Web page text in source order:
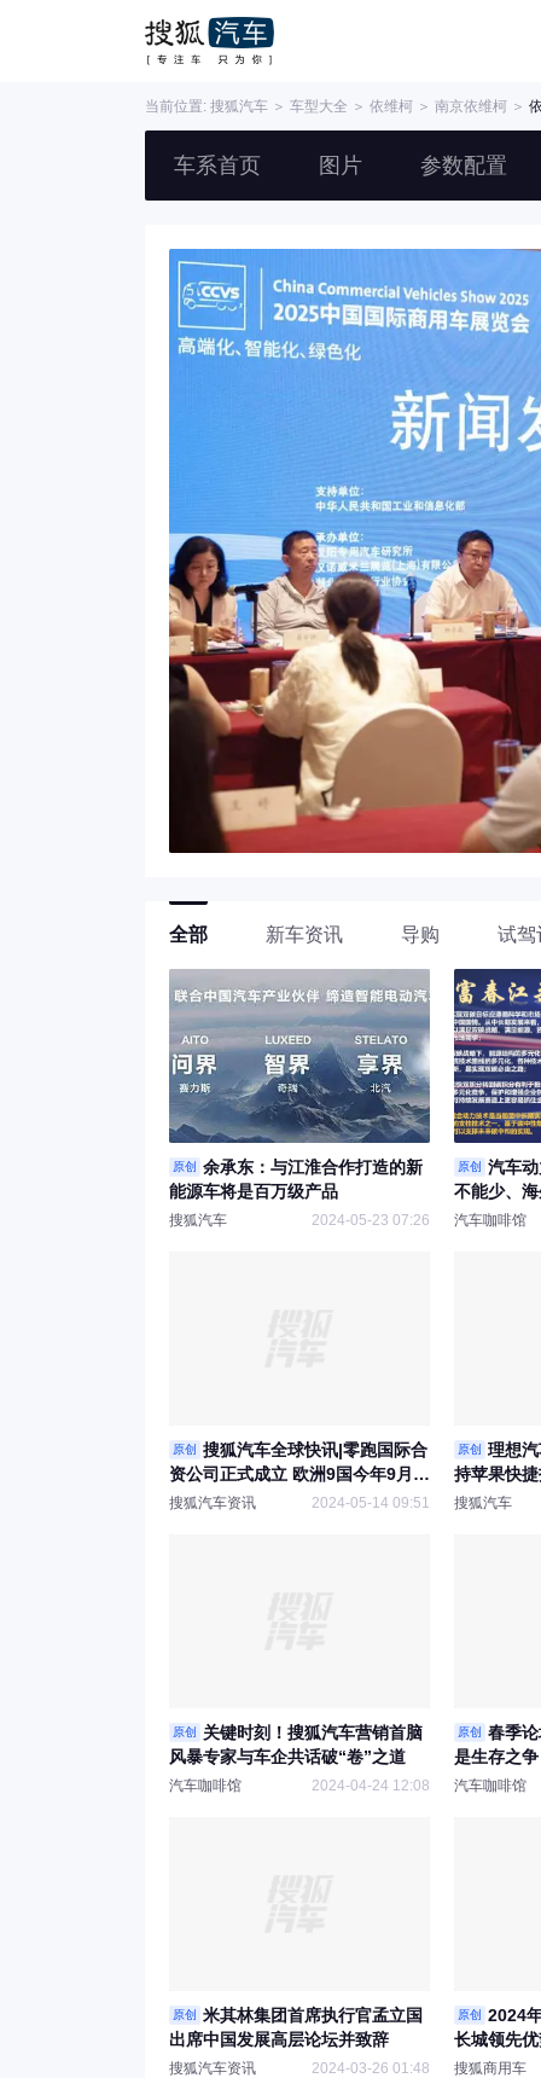
当前位置: 搜狐汽车 ＞ 车型大全 ＞ 依维柯 ＞ 南京依维柯 ＞
车系首页 图片 参数配置
全部 新车资讯 导购 试驾
原创
余承东：与江淮合作打造的新
能源车将是百万级产品
搜狐汽车 2024-05-23 07:26
原创
汽车
不能少、
汽车咖啡馆
原创
搜狐汽车全球快讯|零跑国际合
资公司正式成立 欧洲9国今年9月开
始电动汽车销售
搜狐汽车资讯 2024-05-14 09:51
原创
理想
持苹果快
搜狐汽车
原创
关键时刻！搜狐汽车营销首脑
风暴专家与车企共话破“卷”之道
汽车咖啡馆 2024-04-24 12:08
原创
春季
是生存之
learn-it-all
汽车咖啡馆
原创
米其林集团首席执行官孟立国
出席中国发展高层论坛并致辞
搜狐汽车资讯 2024-03-26 01:48
原创
2024
长城领先
安，福田
搜狐商用车